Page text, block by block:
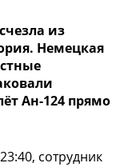
из
Немецкая
Ан-124 прямо
сотрудник